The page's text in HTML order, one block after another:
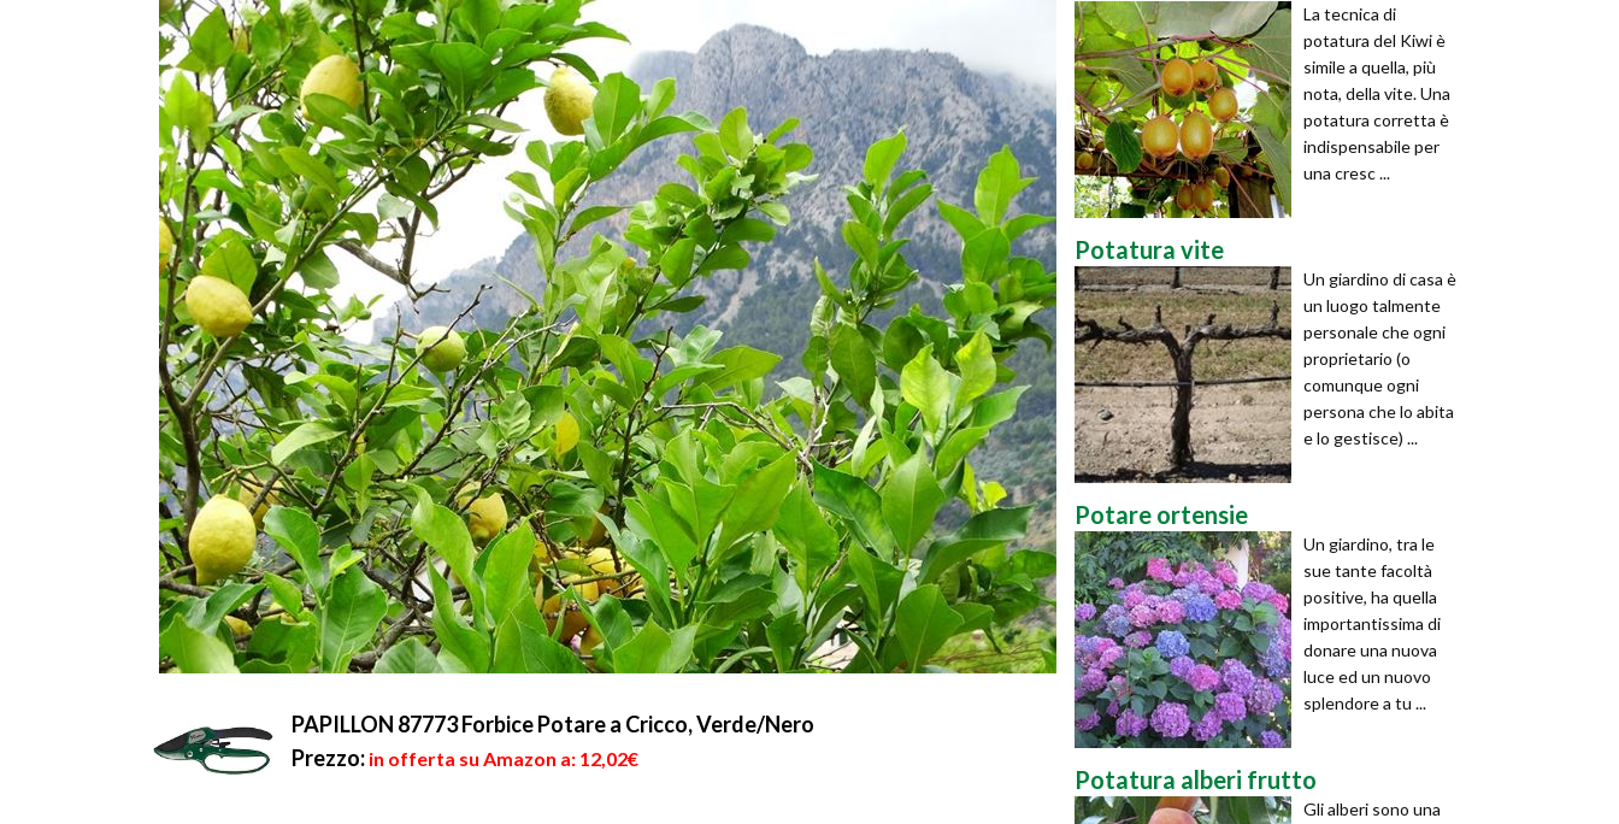
PAPILLON 87773 Forbice Potare a Cricco, Verde/Nero
Prezzo: in offerta su Amazon a: 12,02€
La tecnica di
potatura del Kiwi è
simile a quella, più
nota, della vite. Una
potatura corretta è
indispensabile per
una cresc ...
Potatura vite
Un giardino di casa è
un luogo talmente
personale che ogni
proprietario (o
comunque ogni
persona che lo abita
e lo gestisce) ...
Potare ortensie
Un giardino, tra le
sue tante facoltà
positive, ha quella
importantissima di
donare una nuova
luce ed un nuovo
splendore a tu ...
Potatura alberi frutto
Gli alberi sono una